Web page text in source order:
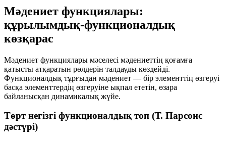
Мәдениет функциялары:
құрылымдық-функционалдық
көзқарас
Мәдениет функциялары мәселесі мәдениеттің қоғамға
қатысты атқаратын рөлдерін талдауды көздейді.
Функционалдық тұрғыдан мәдениет — бір элементтің өзгеруі
басқа элементтердің өзгеруіне ықпал ететін, өзара
байланысқан динамикалық жүйе.
Төрт негізгі функционалдық топ (Т. Парсонс
дәстүрі)